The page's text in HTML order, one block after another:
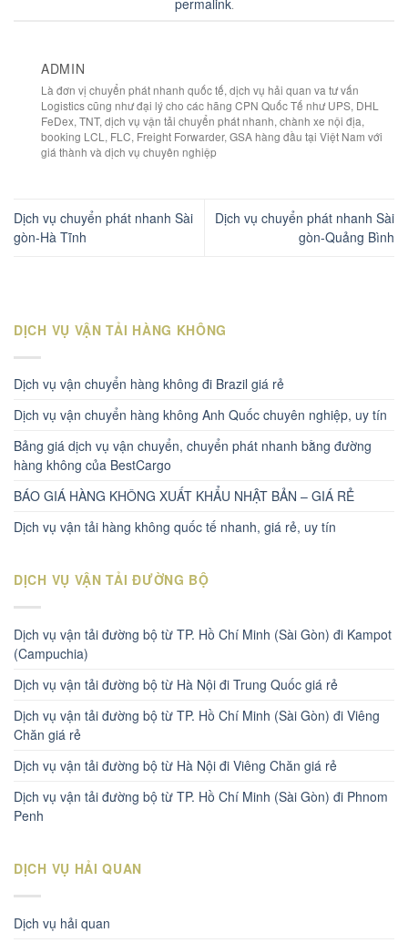
.
ADMIN
Là đơn vị chuyển phát nhanh quốc tế, dịch vụ hải quan va tư vấn
Logistics cũng như đại lý cho các hãng CPN Quốc Tế như UPS, DHL
FeDex, TNT, dịch vụ vận tải chuyển phát nhanh, chành xe nội địa,
booking LCL, FLC, Freight Forwarder, GSA hàng đầu tại Việt Nam với
giá thành và dịch vụ chuyên nghiệp
Dịch vụ chuyển phát nhanh Sài
gòn-Hà Tĩnh
Dịch vụ chuyển phát nhanh Sài
gòn-Quảng Bình
DỊCH VỤ VẬN TẢI HÀNG KHÔNG
Dịch vụ vận chuyển hàng không đi Brazil giá rẻ
Dịch vụ vận chuyển hàng không Anh Quốc chuyên nghiệp, uy tín
Bảng giá dịch vụ vận chuyển, chuyển phát nhanh bằng đường
hàng không của BestCargo
BÁO GIÁ HÀNG KHÔNG XUẤT KHẨU NHẬT BẢN – GIÁ RẺ
Dịch vụ vận tải hàng không quốc tế nhanh, giá rẻ, uy tín
DỊCH VỤ VẬN TẢI ĐƯỜNG BỘ
Dịch vụ vận tải đường bộ từ TP. Hồ Chí Minh (Sài Gòn) đi Kampot
(Campuchia)
Dịch vụ vận tải đường bộ từ Hà Nội đi Trung Quốc giá rẻ
Dịch vụ vận tải đường bộ từ TP. Hồ Chí Minh (Sài Gòn) đi Viêng
Chăn giá rẻ
Dịch vụ vận tải đường bộ từ Hà Nội đi Viêng Chăn giá rẻ
Dịch vụ vận tải đường bộ từ TP. Hồ Chí Minh (Sài Gòn) đi Phnom
Penh
DỊCH VỤ HẢI QUAN
Dịch vụ hải quan